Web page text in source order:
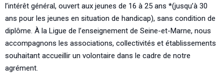
l’intérêt général, ouvert aux jeunes de 16 à 25 ans *(jusqu’à 30
ans pour les jeunes en situation de handicap), sans condition de
diplôme. À la Ligue de l’enseignement de Seine-et-Marne, nous
accompagnons les associations, collectivités et établissements
souhaitant accueillir un volontaire dans le cadre de notre
agrément.